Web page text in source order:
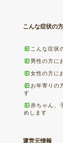
こんな症状の
こんな症状
男性の方に
女性の方に
お年寄りの
す
赤ちゃん、
めします
運営元情報